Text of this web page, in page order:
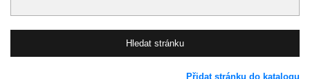
Přidat stránku do katalogu